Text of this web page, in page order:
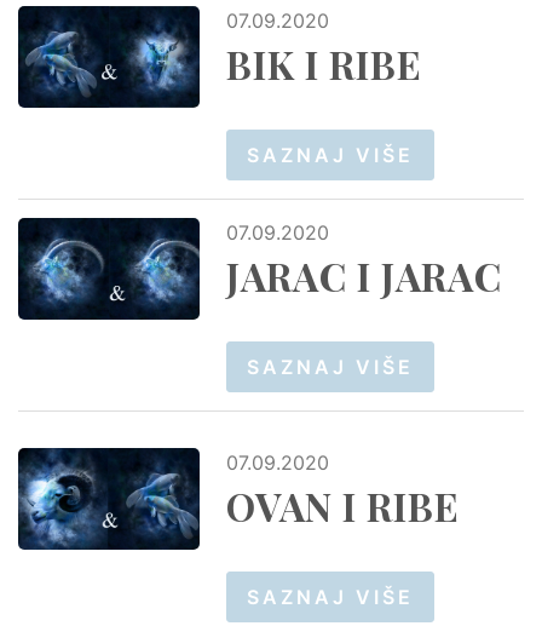
07.09.2020
BIK I RIBE
SAZNAJ VIŠE
07.09.2020
JARAC I JARAC
SAZNAJ VIŠE
07.09.2020
OVAN I RIBE
SAZNAJ VIŠE